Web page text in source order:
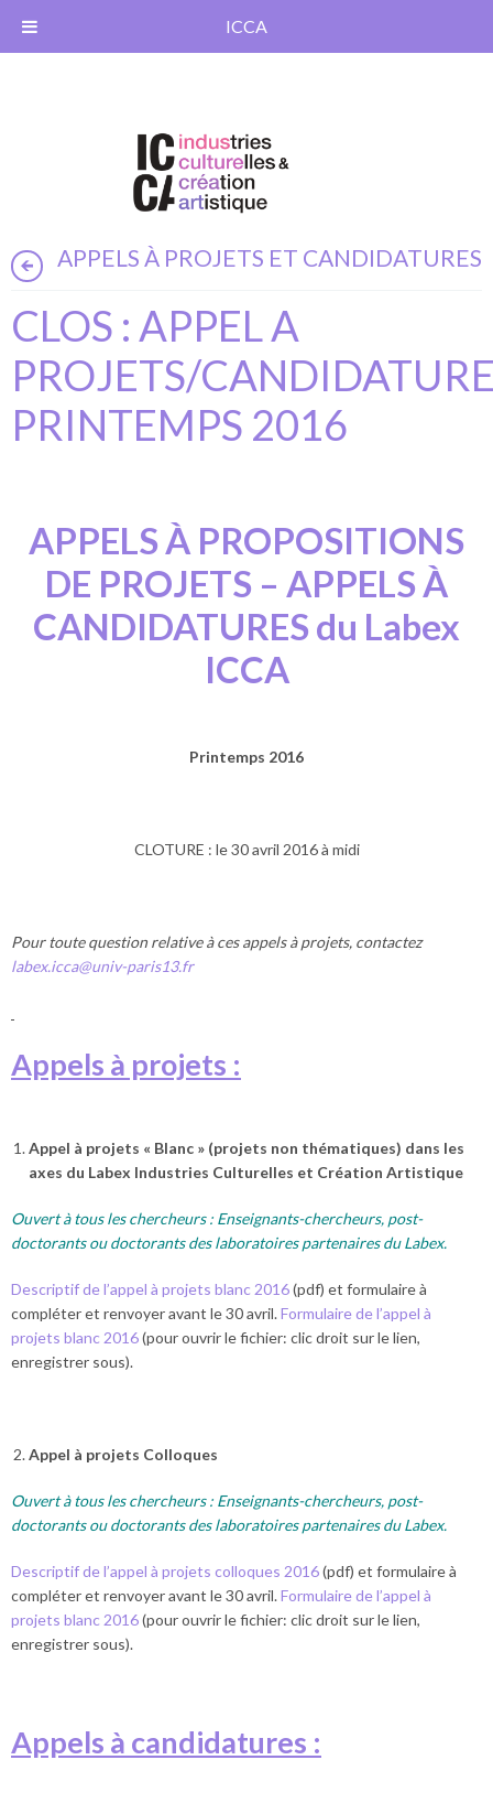
APPELS À PROJETS ET CANDIDATURES
CLOS : APPEL A
PROJETS/
PRINTEMPS 2016
APPELS À PROPOSITIONS
DE PROJETS – APPELS À
CANDIDATURES du Labex
ICCA
Printemps 2016
CLOTURE : le 30 avril 2016 à midi
Pour toute question relative à ces appels à projets, contactez
labex.icca@univ-paris13.fr
Appels à projets :
Appel à projets « Blanc » (projets non thématiques) dans les
axes du Labex Industries Culturelles et Création Artistique
Ouvert à tous les chercheurs : Enseignants-chercheurs, post-
doctorants ou doctorants des laboratoires partenaires du Labex.
Descriptif de l’appel à projets blanc 2016(pdf) et formulaire à
compléter et renvoyer avant le 30 avril.Formulaire de l’appel à
projets blanc 2016(pour ouvrir le fichier: clic droit sur le lien,
enregistrer sous).
Appel à projets Colloques
Ouvert à tous les chercheurs : Enseignants-chercheurs, post-
doctorants ou doctorants des laboratoires partenaires du Labex.
Descriptif de l’appel à projets colloques 2016(pdf) et formulaire à
compléter et renvoyer avant le 30 avril.Formulaire de l’appel à
projets blanc 2016(pour ouvrir le fichier: clic droit sur le lien,
enregistrer sous).
Appels à candidatures :
ICCA